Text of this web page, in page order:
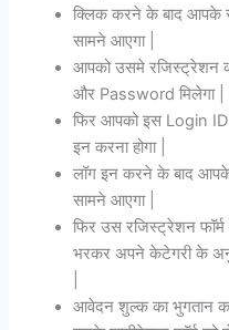
क्लिक करने के बाद आपके
सामने आएगा |
आपको उसमे रजिस्ट्रेशन
और Password मिलेगा |
फिर आपको इस Login
इन करना होगा |
लॉग इन करने के बाद
सामने आएगा |
फिर उस रजिस्ट्रेशन फॉर्म
भरकर अपने केटेगरी के
आवेदन शुल्क का भुगतान